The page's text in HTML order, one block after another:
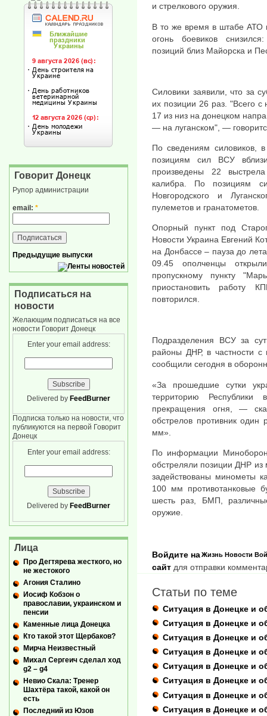
и стрелкового оружия.
В то же время в штабе АТО
огонь боевиков
позиций близ Майорска и
Силовики заявили, что за
их позиции 26 раз. "Всего
17 из низ на донецком
— на луганском", —
По сведениям силовиков,
позициям сил ВСУ
произведены 22
калибра. По позициям
Новгородского и
пулеметов и гранатометов.
Опорный пункт под
Новости Украина Евгений
на Донбассе – пауза до
09.45 ополченцы
пропускному пункту
приостановить работу
повторился.
Подразделения ВСУ за
районы ДНР, в частности
сообщили сегодня в
«За прошедшие сутки
территорию
прекращения огня, —
обстрелов противник
мм».
По информации
обстреляли позиции ДНР
задействованы минометы
100 мм противотанковые
шесть раз, БМП,
оружие.
Жизнь Новости
Войдите на
сайт для отправки
Статьи по теме
Ситуация в Донецке и
Ситуация в Донецке и
Ситуация в Донецке и
Ситуация в Донецке и
Ситуация в Донецке и
Ситуация в Донецке и
Ситуация в Донецке и
Ситуация в Донецке и
Говорит Донецк
Рупор администрации
email: *
Предыдущие выпуски
Подписаться на
новости
Желающим подписаться на все
новости Говорит Донецк
Enter your email address:
Delivered by FeedBurner
Подписка только на новости, что
публикуются на первой Говорит
Донецк
Enter your email address:
Delivered by FeedBurner
Лица
Про Дегтярева жесткого, но
не жестокого
Агония Сталино
Иосиф Кобзон о
православии, украинском и
пенсии
Каменные лица Донецка
Кто такой этот Щербаков?
Мирча Неизвестный
Михал Сергеич сделал ход
g2 – g4
Невио Скала: Тренер
Шахтёра такой, какой он
есть
Последний из Юзов